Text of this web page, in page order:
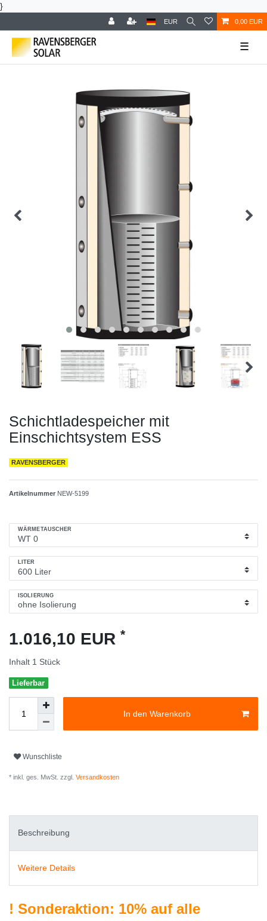
}
EUR 0,00 EUR
☰
Schichtladespeicher mit
Einschichtsystem ESS
RAVENSBERGER
Artikelnummer NEW-5199
WÄRMETAUSCHER
LITER
ISOLIERUNG
1.016,10 EUR *
Inhalt 1 Stück
Lieferbar
In den Warenkorb
Wunschliste
* inkl. ges. MwSt. zzgl. Versandkosten
Beschreibung
Weitere Details
! Sonderaktion: 10% auf alle